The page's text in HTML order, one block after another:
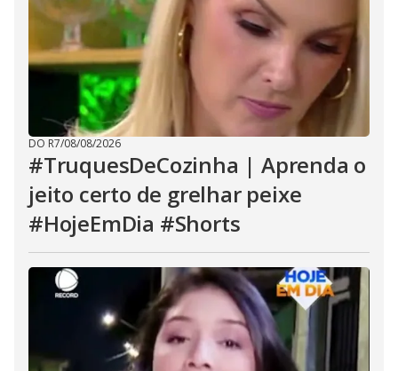
d
e
o
DO R7/08/08/2026
#TruquesDeCozinha | Aprenda o
jeito certo de grelhar peixe
#HojeEmDia #Shorts